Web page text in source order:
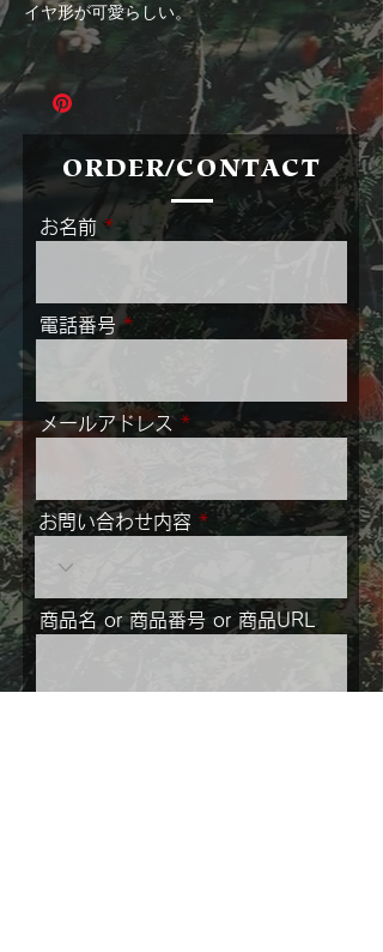
イヤ形が可愛らしい。
ORDER/CONTACT
お名前
電話番号
メールアドレス
お問い合わせ内容
商品名 or 商品番号 or 商品URL